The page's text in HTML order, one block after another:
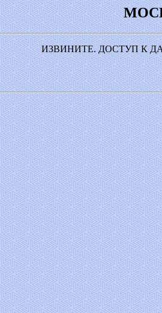
ИЗВИНИТЕ. ДОСТУП К